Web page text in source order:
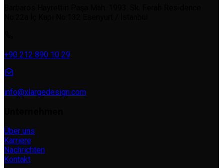
+90 212 890 10 29
info@xlargedesign.com
Über uns
Karriere
Nachrichten
Kontakt